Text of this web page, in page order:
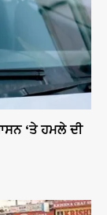
‘ਤੇ ਹਮਲੇ ਦੀ